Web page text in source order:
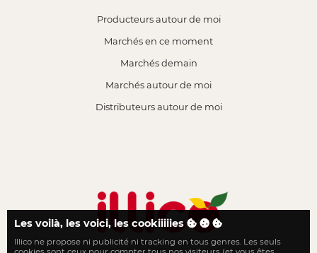
Producteurs autour de moi
Marchés en ce moment
Marchés demain
Marchés autour de moi
Distributeurs autour de moi
Le local n'a jamais été aussi proche
Les voilà, les voici, les cookiiiiies
Illico ne propose ni publicité ni tracking en tous genres. Les seuls